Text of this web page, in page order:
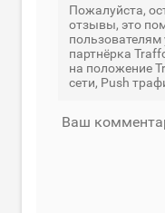
Пожалуйста,
отзывы, это
пользователям
партнёрка
на положение
сети, Push
Ваш